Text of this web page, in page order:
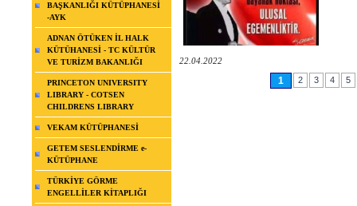
BAŞKANLIĞI KÜTÜPHANESİ
-AYK
ADNAN ÖTÜKEN İL HALK
KÜTÜHANESİ - TC KÜLTÜR
VE TURİZM BAKANLIĞI
PRINCETON UNIVERSITY
LIBRARY - COTSEN
CHILDRENS LIBRARY
VEKAM KÜTÜPHANESİ
GETEM SESLENDİRME e-
KÜTÜPHANE
TÜRKİYE GÖRME
ENGELLİLER KİTAPLIĞI
22.04.2022
1 2 3 4 5